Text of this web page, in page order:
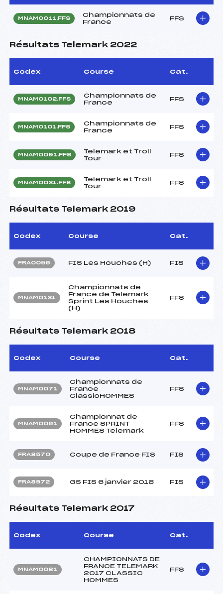
MNAM0011.FFS
Championnats de
France
FFS
Résultats Telemark 2022
Codex Course Cat.
MNAM0102.FFS
Championnats de
France
FFS
MNAM0101.FFS
Championnats de
France
FFS
MNAM0091.FFS
Telemark et Troll
Tour
FFS
MNAM0031.FFS
Telemark et Troll
Tour
FFS
Résultats Telemark 2019
Codex Course Cat.
FRA0056 FIS Les Houches (H) FIS
MNAM0131
Championnats de
France de Telemark
Sprint Les Houches
(H)
FFS
Résultats Telemark 2018
Codex Course Cat.
MNAM0071
Championnats de
France
ClassicHOMMES
FFS
MNAM0061
Championnat de
France SPRINT
HOMMES Telemark
FFS
FRA8570 Coupe de France FIS FIS
FRA8572 GS FIS 6 janvier 2018 FIS
Résultats Telemark 2017
Codex Course Cat.
MNAM0081
CHAMPIONNATS DE
FRANCE TELEMARK
2017 CLASSIC
HOMMES
FFS